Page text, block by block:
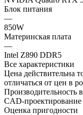
Блок питания
—
850W
Материнская плата
—
Intel Z890 DDR5
Все характеристики
Цена действительна
отличаться от цен в
Производительность
CAD-проектирование
Оценка пригодности